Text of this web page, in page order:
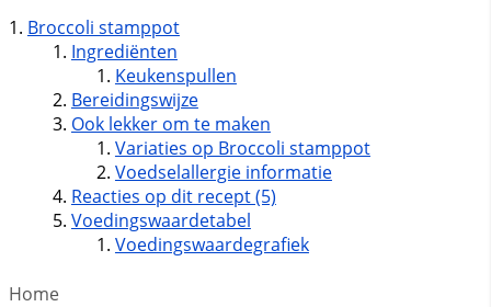
Broccoli stamppot
Ingrediënten
Keukenspullen
Bereidingswijze
Ook lekker om te maken
Variaties op Broccoli stamppot
Voedselallergie informatie
Reacties op dit recept (5)
Voedingswaardetabel
Voedingswaardegrafiek
Home